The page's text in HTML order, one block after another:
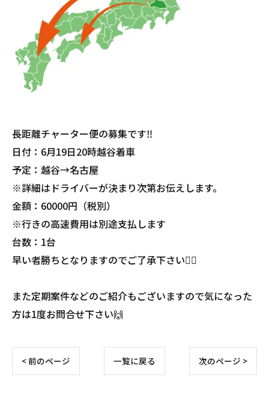
長距離チャーター便の募集です‼️
日付：6月19日20時越谷着車
予定：越谷→名古屋
※詳細はドライバーが決まり次第お伝えします。
金額：60000円（税別）
※行きの高速費用は別途支払します
台数：1台
早い者勝ちとなりますのでご了承下さい🙇‍♂️
また定期案件などのご紹介もございますので気になった
方は1度お問合せ下さい🙌
< 前のページ 一覧に戻る 次のページ >